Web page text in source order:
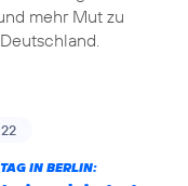
mehr Mut zu
IN BERLIN: